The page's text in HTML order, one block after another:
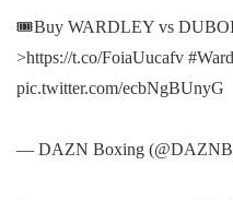
🎟️Buy WARDLEY vs
>https://t.co/FoiaUucafv
pic.twitter.com/ecbNgBUnyG
— DAZN Boxing